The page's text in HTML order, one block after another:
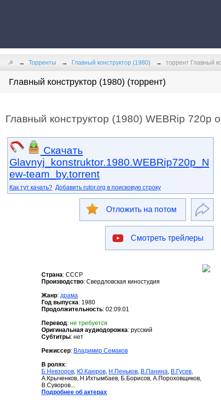
☭ Торренты Главный конструктор (1980) торрент Главный
Главный конструктор (1980) (торрент)
Главный конструктор (1980) WEBRip 720p
Скачать
Glavnyj_konstruktor.1980.WEBRip720p_N
ew-team_by.torrent
Как тут качать? Добавить rutor.org в поисковую строку
Отложить на потом
Смотреть трейлеры
Страна: СССР
Производство: Свердловская киностудия
Жанр: драма
Год выпуска: 1980
Продолжительность: 02:09:01
Перевод: не требуется
Оригинальная аудиодорожка: русский
Cубтитры: нет
Режиссер: Владимир Семаков
В ролях:
Б.Невзоров, Ю.Каюров, Н.Пеньков, В.Панина, В.Гусев,
А.Крыченков, Н.Ихтымбаев, Б.Борисов, А.Пороховщиков,
В.Суворов...
Подробнее об актерах